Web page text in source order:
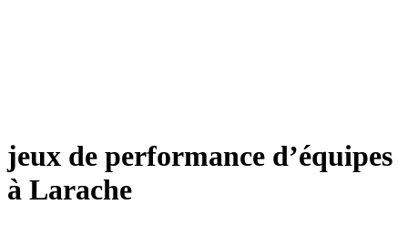
jeux de performance d’équipes
à Larache